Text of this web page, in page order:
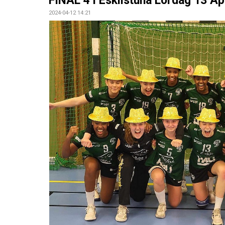
2024-04-12 14:21